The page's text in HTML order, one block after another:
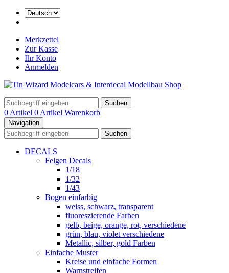
Merkzettel
Zur Kasse
Ihr Konto
Anmelden
Suchen
0 Artikel 0 Artikel Warenkorb
Navigation
Suchen
DECALS
Felgen Decals
1/18
1/32
1/43
Bogen einfarbig
weiss, schwarz, transparent
fluoreszierende Farben
gelb, beige, orange, rot, verschiedene
grün, blau, violet verschiedene
Metallic, silber, gold Farben
Einfache Muster
Kreise und einfache Formen
Warnstreifen